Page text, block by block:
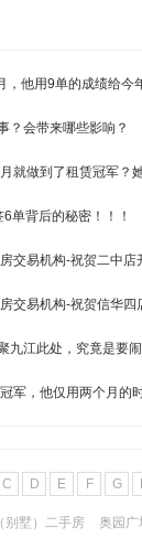
，他用9单的成绩给今
？会带来哪些影响？
就做到了租赁冠军
单背后的秘密！！！
交易机构-祝贺二中店
交易机构-祝贺信华四
九江此处，究竟是要
军，他仅用两个月的
C D E F G
别墅）二手房 奥园